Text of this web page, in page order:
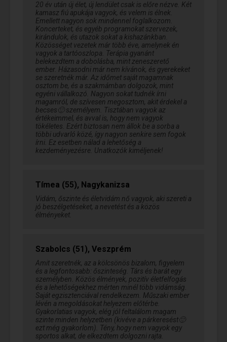
20 év után új élet, új lendület csak is előre nézve. Két
kamasz fiú apukája vagyok, és velem is élnek.
Emellett nagyon sok mindennel foglalkozom.
Koncerteket, és egyéb programokat szervezek,
kirándulok, és utazok sokat a kishazánkban.
Közösséget vezetek már több éve, amelynek én
vagyok a tartóoszlopa. Terápia gyanánt
belekezdtem a dobolásba, mint zeneszerető
ember. Házasodni már nem kívánok, és gyerekeket
se szeretnék már. Az időmet saját magamnak
osztom be, és a szakmámban dolgozok, mint
egyéni vállalkozó. Nagyon sokat tudnék írni
magamról, de szívesen megosztom, akit érdekel a
becses🙂 személyem. Tisztában vagyok az
értékeimmel, és avval is, hogy nem vagyok
tökéletes. Ezért biztosan nem állok be a sorba a
többi udvarló közé, így nagyon senkire sem fogok
írni. Ez esetben nálad a lehetőség a
kezdeményezésre. Unatkozók kiméljenek!
Tímea (55), Nagykanizsa
Vidám, őszinte és életvidám nő vagyok, aki szereti a
jó beszélgetéseket, a nevetést és a közös
élményeket.
Szabolcs (51), Veszprém
Amit szeretnék, az a kölcsönös bizalom, figyelem
és a legfontosabb: őszinteség. Társ és barát egy
személyben. Közös élmények, pozitív életfelfogás
és a lehetőségekhez mérten minél több vidámság.
Saját egzisztenciával rendelkezem. Műszaki ember
lévén a megoldásokat helyezem előtérbe.
Gyakorlatias vagyok, elég jól feltalálom magam
szinte minden helyzetben (kivéve a párkeresést🙂
ezt még gyakorlom). Tény, hogy nem vagyok egy
sportos alkat, de elkezdtem dolgozni rajta.